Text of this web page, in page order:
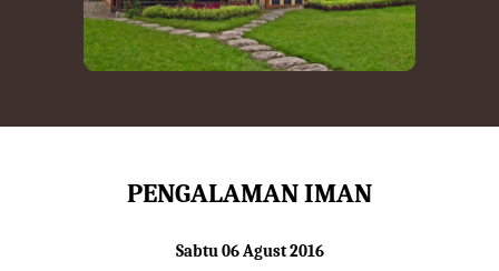
PENGALAMAN IMAN
Sabtu 06 Agust 2016